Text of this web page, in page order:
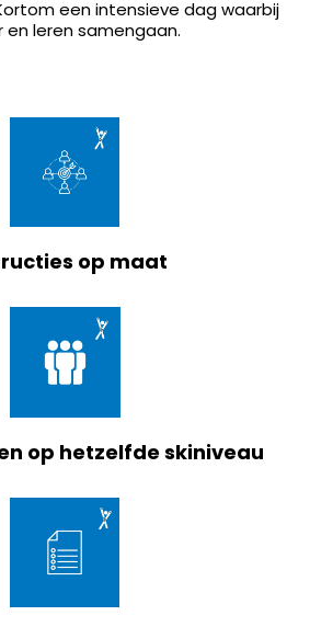
een intensieve dag waarbij
en leren samengaan.
op maat
op hetzelfde skiniveau